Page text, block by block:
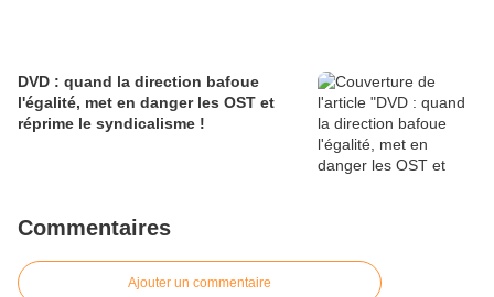
DVD : quand la direction bafoue
l'égalité, met en danger les OST et
réprime le syndicalisme !
Commentaires
Ajouter un commentaire